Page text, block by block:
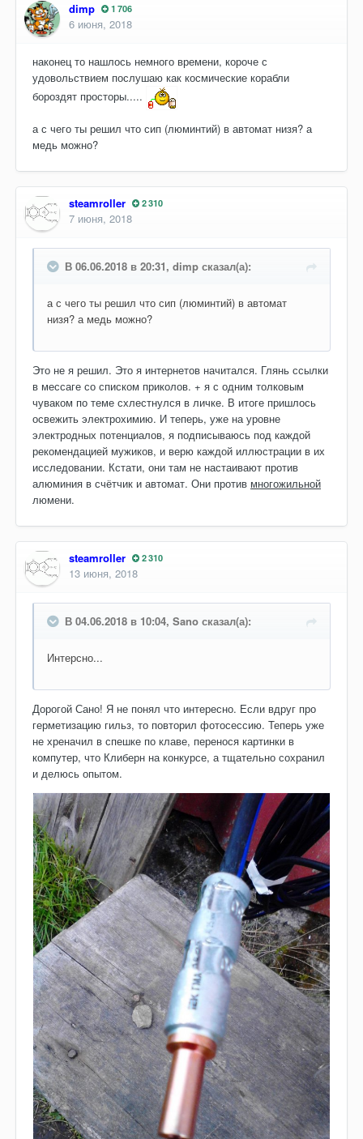
dimp 1 706
6 июня, 2018
наконец то нашлось немного времени, короче с
удовольствием послушаю как космические корабли
бороздят просторы.....
а с чего ты решил что сип (люминтий) в автомат низя? а
медь можно?
steamroller 2 310
7 июня, 2018
В 06.06.2018 в 20:31, dimp сказал(а):
а с чего ты решил что сип (люминтий) в автомат
низя? а медь можно?
Это не я решил. Это я интернетов начитался. Глянь ссылки
в мессаге со списком приколов. + я с одним толковым
чуваком по теме схлестнулся в личке. В итоге пришлось
освежить электрохимию. И теперь, уже на уровне
электродных потенциалов, я подписываюсь под каждой
рекомендацией мужиков, и верю каждой иллюстрации в их
исследовании. Кстати, они там не настаивают против
алюминия в счётчик и автомат. Они против многожильной
люмени.
steamroller 2 310
13 июня, 2018
В 04.06.2018 в 10:04, Sano сказал(а):
Интерсно...
Дорогой Сано! Я не понял что интересно. Если вдруг про
герметизацию гильз, то повторил фотосессию. Теперь уже
не хреначил в спешке по клаве, перенося картинки в
компутер, что Клиберн на конкурсе, а тщательно сохранил
и делюсь опытом.